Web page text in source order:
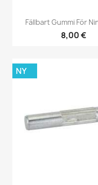
Snabbvy
Fällbart Gummi För
8,00 €
NY